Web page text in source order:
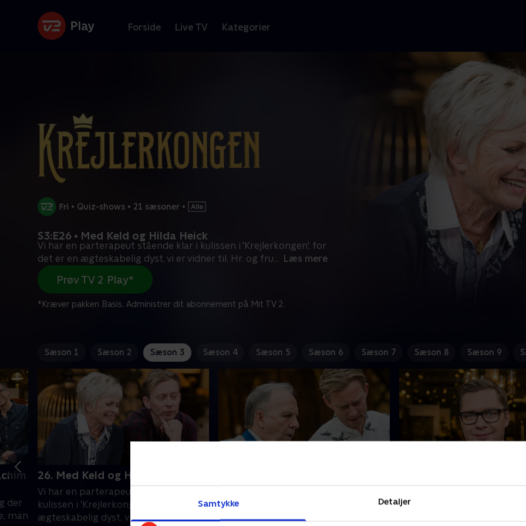
Samtykke Detaljer
Forside Live TV Kategorier
• Quiz-shows • 21 sæsoner •
S3:E26 • Med Keld og Hilda Heick
Vi har en parterapeut stående klar i kulissen i 'Krejlerkongen', for
det er en ægteskabelig dyst, vi er vidner til. Hr. og fru... Læs mere
Prøv TV 2 Play*
*Kræver pakken Basis. Administrer dit abonnement på Mit TV 2.
Sæson 1 Sæson 2 Sæson 3 Sæson 4 Sæson 5 Sæson 6 Sæson 7 Sæson 8 Sæson 9
der
man
26. Med Keld og Hilda Heick
Vi har en parterapeut stående klar i
kulissen i 'Krejlerkongen', for det er en
ægteskabelig dyst, vi er vidner til. Hr.
Haugaard
Kultur- og kunstkenderen Adrian
dyster om titlen som ugens